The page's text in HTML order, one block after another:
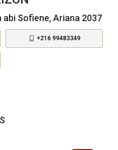
abi Sofiene, Ariana 2037
+216 99483349